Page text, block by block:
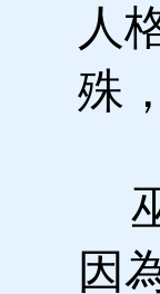
人
殊
因